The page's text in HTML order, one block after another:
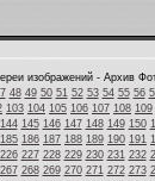
изображений - Архив
48 49 50 51 52 53 54 55 56
103 104 105 106 107 108 109
144 145 146 147 148 149 150
185 186 187 188 189 190 191
226 227 228 229 230 231 232
267 268 269 270 271 272 273